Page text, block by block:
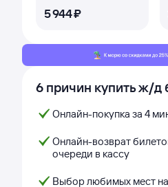
5 ⁠944 ⁠₽
6 причин купить ж/д
Онлайн-покупка за 4
Онлайн-возврат
очереди в кассу
Выбор любимых мест